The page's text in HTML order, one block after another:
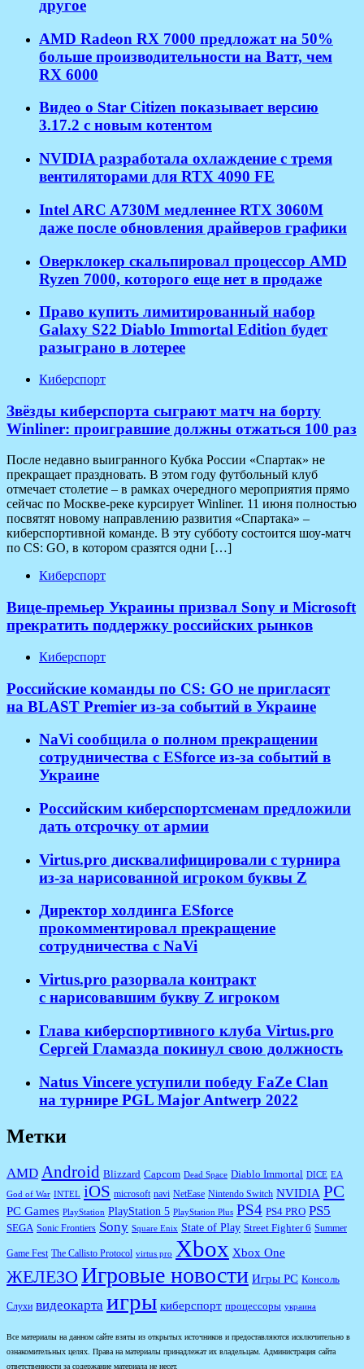
другое
AMD Radeon RX 7000 предложат на 50%
больше производительности на Ватт, чем
RX 6000
Видео о Star Citizen показывает версию
3.17.2 с новым котентом
NVIDIA разработала охлаждение с тремя
вентиляторами для RTX 4090 FE
Intel ARC A730M медленнее RTX 3060M
даже после обновления драйверов графики
Оверклокер скальпировал процессор AMD
Ryzen 7000, которого еще нет в продаже
Право купить лимитированный набор
Galaxy S22 Diablo Immortal Edition будет
разыграно в лотерее
Киберспорт
Звёзды киберспорта сыграют матч на борту
Winliner: проигравшие должны отжаться 100 раз
После недавно выигранного Кубка России «Спартак» не
прекращает праздновать. В этом году футбольный клуб
отмечает столетие – в рамках очередного мероприятия прямо
сейчас по Москве-реке курсирует Winliner. 11 июня полностью
посвятят новому направлению развития «Спартака» –
киберспортивной команде. В эту субботу состоится шоу-матч
по CS: GO, в котором сразятся одни […]
Киберспорт
Вице-премьер Украины призвал Sony и Microsoft
прекратить поддержку российских рынков
Киберспорт
Российские команды по CS: GO не пригласят
на BLAST Premier из-за событий в Украине
NaVi сообщила о полном прекращении
сотрудничества с ESforce из-за событий в
Украине
Российским киберспортсменам предложили
дать отсрочку от армии
Virtus.pro дисквалифицировали с турнира
из-за нарисованной игроком буквы Z
Директор холдинга ESforce
прокомментировал прекращение
сотрудничества с NaVi
​Virtus.pro разорвала контракт
с нарисовавшим букву Z игроком
Глава киберспортивного клуба Virtus.pro
Сергей Гламазда покинул свою должность
Natus Vincere уступили победу FaZe Clan
на турнире PGL Major Antwerp 2022
Метки
AMD Android Blizzard Capcom Dead Space Diablo Immortal DICE EA
God of War INTEL iOS microsoft navi NetEase Nintendo Switch NVIDIA PC
PC Games PlayStation PlayStation 5 PlayStation Plus PS4 PS4 PRO PS5
SEGA Sonic Frontiers Sony Square Enix State of Play Street Fighter 6 Summer
Game Fest The Callisto Protocol virtus pro Xbox Xbox One
ЖЕЛЕЗО Игровые новости Игры PC Консоль
Слухи видеокарта игры киберспорт процессоры украина
Все материалы на данном сайте взяты из открытых источников и предоставляются исключительно в
ознакомительных целях. Права на материалы принадлежат их владельцам. Администрация сайта
ответственности за содержание материала не несет.